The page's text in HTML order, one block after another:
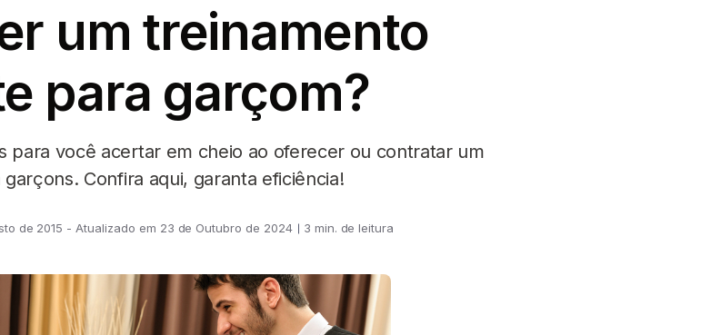
um treinamento
para garçom?
para você acertar em cheio ao oferecer ou contratar um
Confira aqui, garanta eficiência!
de 2015 - Atualizado em 23 de Outubro de 2024 3 min. de leitura